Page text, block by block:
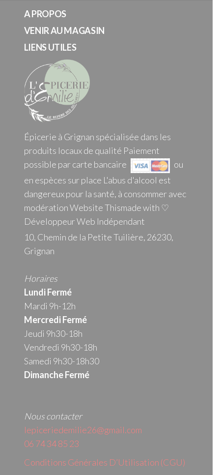
A PROPOS
VENIR AU MAGASIN
LIENS UTILES
Épicerie à Grignan spécialisée dans les
produits locaux de qualité Paiement
possible par carte bancaire
ou
en espèces sur place L'abus d'alcool est
dangereux pour la santé, à consommer avec
modération Website Thismade with ♡
Développeur Web Indépendant
10, Chemin de la Petite Tuilière, 26230,
Grignan
Horaires
Lundi Fermé
Mardi 9h-12h
MercrediFermé
Jeudi 9h30-18h
Vendredi 9h30-18h
Samedi 9h30-18h30
Dimanche Fermé
Nous contacter
lepiceriedemilie26@gmail.com
06 74 34 85 23
Conditions Générales D’Utilisation (CGU)